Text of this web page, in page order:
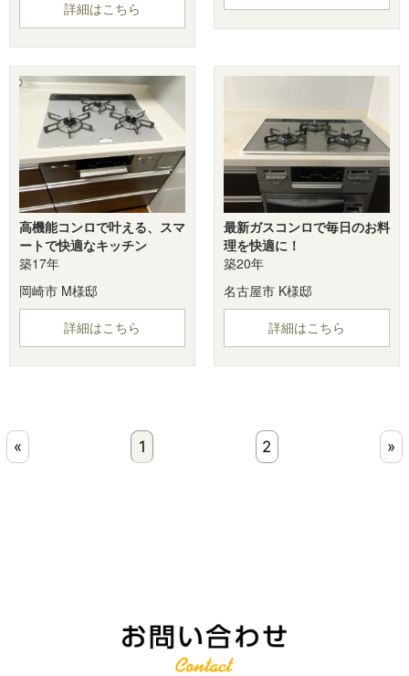
詳細はこちら
高機能コンロで叶える、スマ
ートで快適なキッチン
築17年
岡崎市 M様邸
詳細はこちら
最新ガスコンロで毎日のお料
理を快適に！
築20年
名古屋市 K様邸
詳細はこちら
« 1 2 »